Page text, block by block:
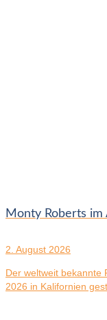
Monty Roberts
2. August 2026
Der weltweit bekannte
2026 in Kalifornien